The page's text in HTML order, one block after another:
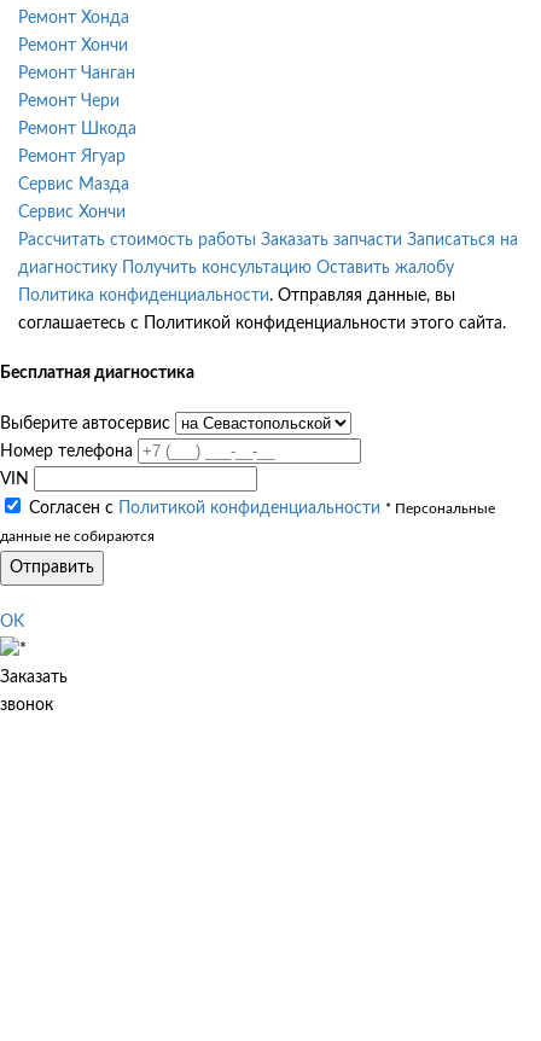
Ремонт Хонда
Ремонт Хончи
Ремонт Чанган
Ремонт Чери
Ремонт Шкода
Ремонт Ягуар
Сервис Мазда
Сервис Хончи
Рассчитать стоимость работы Заказать запчасти Записаться на
диагностику
Получить консультацию Оставить жалобу
Политика конфиденциальности. Отправляя данные, вы
соглашаетесь с Политикой конфиденциальности этого сайта.
Бесплатная диагностика
Выберите автосервис
Номер телефона
VIN
Согласен с
Политикой конфиденциальности * Персональные
данные не собираются
Отправить
OK
Заказать
звонок